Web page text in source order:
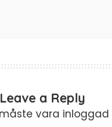
Leave a Reply
vara inloggad